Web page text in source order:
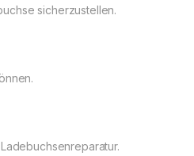
sicherzustellen.